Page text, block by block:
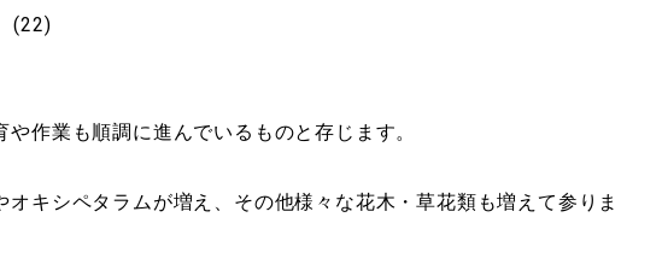
(22)
作業も順調に進んでいるものと存じます。
キシペタラムが増え、その他様々な花木・草花類も増えて参りま